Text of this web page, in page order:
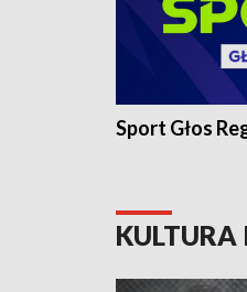
Sport Głos
KULTURA